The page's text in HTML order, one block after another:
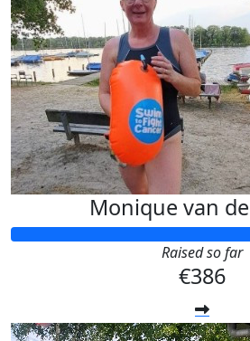
Monique van
Raised so far
€386